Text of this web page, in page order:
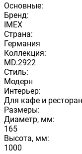
Основные:
Бренд:
IMEX
Страна:
Германия
Коллекция:
MD.2922
Стиль:
Модерн
Интерьер:
Для кафе и
Размеры:
Диаметр, мм:
165
Высота, мм:
1000